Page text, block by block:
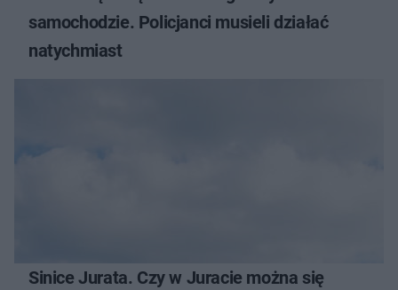
samochodzie. Policjanci musieli działać
natychmiast
Sinice Jurata. Czy w Juracie można się